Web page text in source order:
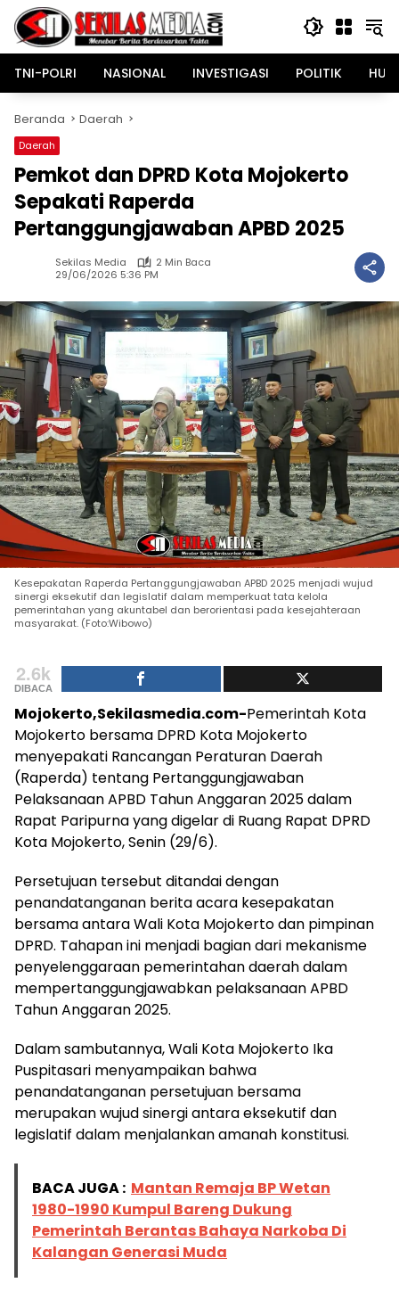
Langsung
konten
TNI-POLRI
NASIONAL INVESTIGASI POLITIK
Beranda Daerah
Daerah
Pemkot dan DPRD Kota Mojokerto
Sepakati Raperda
Pertanggungjawaban APBD 2025
Sekilas Media
2 Min Baca
29/06/2026 5:36 PM
Kesepakatan Raperda Pertanggungjawaban APBD 2025 menjadi wujud
sinergi eksekutif dan legislatif dalam memperkuat tata kelola
pemerintahan yang akuntabel dan berorientasi pada kesejahteraan
masyarakat. (Foto:Wibowo)
2.6k
DIBACA
Mojokerto,Sekilasmedia.com-Pemerintah Kota
Mojokerto bersama DPRD Kota Mojokerto
menyepakati Rancangan Peraturan Daerah
(Raperda) tentang Pertanggungjawaban
Pelaksanaan APBD Tahun Anggaran 2025 dalam
Rapat Paripurna yang digelar di Ruang Rapat DPRD
Kota Mojokerto, Senin (29/6).
Persetujuan tersebut ditandai dengan
penandatanganan berita acara kesepakatan
bersama antara Wali Kota Mojokerto dan pimpinan
DPRD. Tahapan ini menjadi bagian dari mekanisme
penyelenggaraan pemerintahan daerah dalam
mempertanggungjawabkan pelaksanaan APBD
Tahun Anggaran 2025.
Dalam sambutannya, Wali Kota Mojokerto Ika
Puspitasari menyampaikan bahwa
penandatanganan persetujuan bersama
merupakan wujud sinergi antara eksekutif dan
legislatif dalam menjalankan amanah konstitusi.
BACA JUGA : Mantan Remaja BP Wetan
1980-1990 Kumpul Bareng Dukung
Pemerintah Berantas Bahaya Narkoba Di
Kalangan Generasi Muda